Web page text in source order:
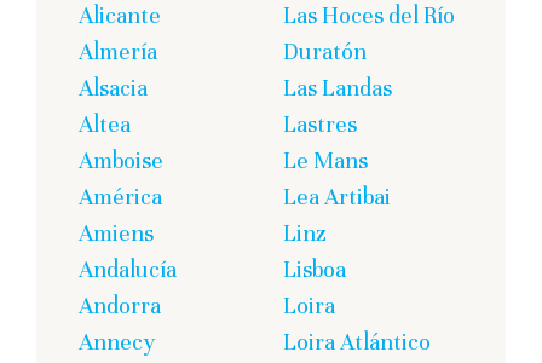
Alicante
Almería
Alsacia
Altea
Amboise
América
Amiens
Andalucía
Andorra
Annecy
Las Hoces del Río
Duratón
Las Landas
Lastres
Le Mans
Lea Artibai
Linz
Lisboa
Loira
Loira Atlántico